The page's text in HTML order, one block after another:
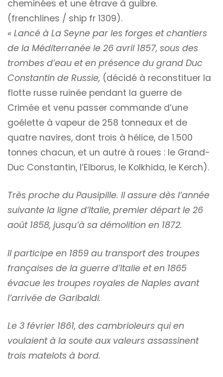
cheminées et une étrave à guibre.
(frenchlines / ship fr 1309).
« Lancé à La Seyne par les forges et chantiers
de la Méditerranée le 26 avril 1857, sous des
trombes d’eau et en présence du grand Duc
Constantin de Russie, (décidé à reconstituer la
flotte russe ruinée pendant la guerre de
Crimée et venu passer commande d’une
goélette à vapeur de 258 tonneaux et de
quatre navires, dont trois à hélice, de 1.500
tonnes chacun, et un autre à roues : le Grand-
Duc Constantin, l’Elborus, le Kolkhida, le Kerch).
Très proche du Pausipille. Il assure dès l’année
suivante la ligne d’Italie, premier départ le 26
août 1858, jusqu’à sa démolition en 1872.
Il participe en 1859 au transport des troupes
françaises de la guerre d’Italie et en 1865
évacue les troupes royales de Naples avant
l’arrivée de Garibaldi.
Le 3 février 1861, des cambrioleurs qui en
voulaient à la soute aux valeurs assassinent
trois matelots à bord.